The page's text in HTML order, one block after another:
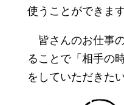
使うことができます
皆さんのお仕事
ることで「相手の
をしていただきた